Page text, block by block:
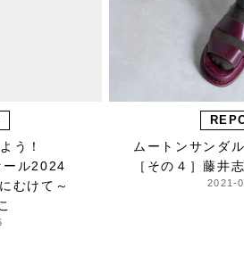
よう！
ール2024
むけて～
ムートンサンダ
［その４］藤井
2021-